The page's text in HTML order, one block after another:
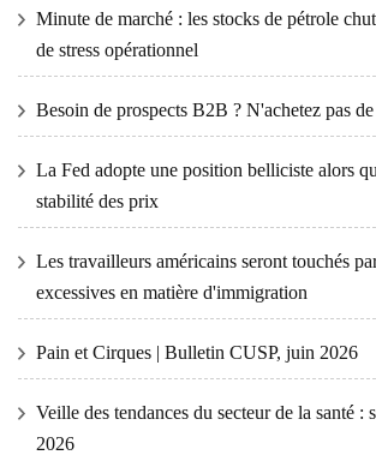
Minute de marché : les stocks de pétrole
de stress opérationnel
Besoin de prospects B2B ? N'achetez pas
La Fed adopte une position belliciste alors
stabilité des prix
Les travailleurs américains seront touchés
excessives en matière d'immigration
Pain et Cirques | Bulletin CUSP, juin 2026
Veille des tendances du secteur de la santé :
2026